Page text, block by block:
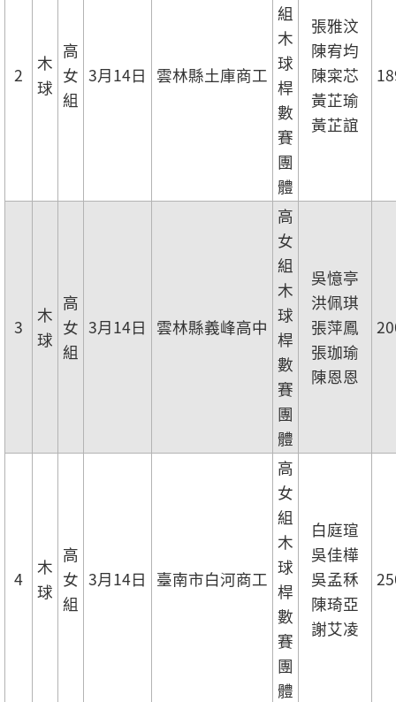
2
木
球
高
女
組
3月14日 雲林縣土庫商工
組
木
球
桿
數
賽
團
體
張雅汶
陳宥均
陳寀芯
黃芷瑜
黃芷誼
3
木
球
高
女
組
3月14日 雲林縣義峰高中
高
女
組
木
球
桿
數
賽
團
體
吳憶亭
洪佩琪
張萍鳳
張珈瑜
陳恩恩
4
木
球
高
女
組
3月14日 臺南市白河商工
高
女
組
木
球
桿
數
賽
團
體
白庭瑄
吳佳樺
吳孟秝
陳琦亞
謝艾凌